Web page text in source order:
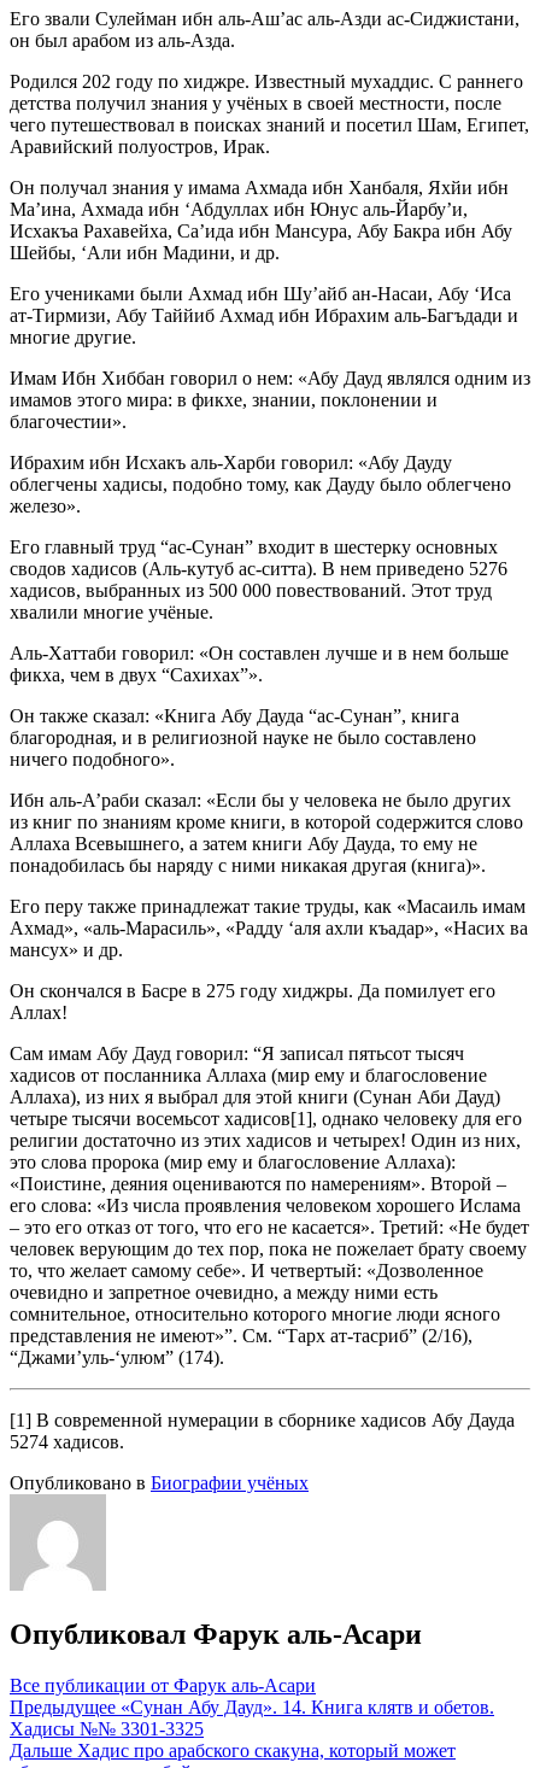
Его звали Сулейман ибн аль-Аш’ас аль-Азди ас-Сиджистани,
он был арабом из аль-Азда.
Родился 202 году по хиджре. Известный мухаддис. С раннего
детства получил знания у учёных в своей местности, после
чего путешествовал в поисках знаний и посетил Шам, Египет,
Аравийский полуостров, Ирак.
Он получал знания у имама Ахмада ибн Ханбаля, Яхйи ибн
Ма’ина, Ахмада ибн ‘Абдуллах ибн Юнус аль-Йарбу’и,
Исхакъа Рахавейха, Са’ида ибн Мансура, Абу Бакра ибн Абу
Шейбы, ‘Али ибн Мадини, и др.
Его учениками были Ахмад ибн Шу’айб ан-Насаи, Абу ‘Иса
ат-Тирмизи, Абу Таййиб Ахмад ибн Ибрахим аль-Багъдади и
многие другие.
Имам Ибн Хиббан говорил о нем: «Абу Дауд являлся одним из
имамов этого мира: в фикхе, знании, поклонении и
благочестии».
Ибрахим ибн Исхакъ аль-Харби говорил: «Абу Дауду
облегчены хадисы, подобно тому, как Дауду было облегчено
железо».
Его главный труд “ас-Сунан” входит в шестерку основных
сводов хадисов (Аль-кутуб ас-ситта). В нем приведено 5276
хадисов, выбранных из 500 000 повествований. Этот труд
хвалили многие учёные.
Аль-Хаттаби говорил: «Он составлен лучше и в нем больше
фикха, чем в двух “Сахихах”».
Он также сказал: «Книга Абу Дауда “ас-Сунан”, книга
благородная, и в религиозной науке не было составлено
ничего подобного».
Ибн аль-А’раби сказал: «Если бы у человека не было других
из книг по знаниям кроме книги, в которой содержится слово
Аллаха Всевышнего, а затем книги Абу Дауда, то ему не
понадобилась бы наряду с ними никакая другая (книга)».
Его перу также принадлежат такие труды, как «Масаиль имам
Ахмад», «аль-Марасиль», «Радду ‘аля ахли къадар», «Насих ва
мансух» и др.
Он скончался в Басре в 275 году хиджры. Да помилует его
Аллах!
Сам имам Абу Дауд говорил: “Я записал пятьсот тысяч
хадисов от посланника Аллаха (мир ему и благословение
Аллаха), из них я выбрал для этой книги (Сунан Аби Дауд)
четыре тысячи восемьсот хадисов[1], однако человеку для его
религии достаточно из этих хадисов и четырех! Один из них,
это слова пророка (мир ему и благословение Аллаха):
«Поистине, деяния оцениваются по намерениям». Второй –
его слова: «Из числа проявления человеком хорошего Ислама
– это его отказ от того, что его не касается». Третий: «Не будет
человек верующим до тех пор, пока не пожелает брату своему
то, что желает самому себе». И четвертый: «Дозволенное
очевидно и запретное очевидно, а между ними есть
сомнительное, относительно которого многие люди ясного
представления не имеют»”. См. “Тарх ат-тасриб” (2/16),
“Джами’уль-‘улюм” (174).
[1] В современной нумерации в сборнике хадисов Абу Дауда
5274 хадисов.
Опубликовано в Биографии учёных
Опубликовал Фарук аль-Асари
Все публикации от Фарук аль-Асари
Навигация
по
Предыдущее «Сунан Абу Дауд». 14. Книга клятв и обетов.
Хадисы №№ 3301-3325
Дальше Хадис про арабского скакуна, который может